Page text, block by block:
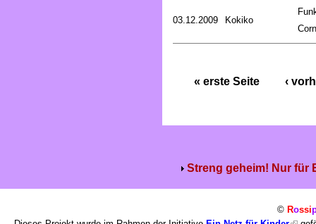
03.12.2009 Kokiko
« erste Seite ‹
Streng geheim! Nur für
© Rossi